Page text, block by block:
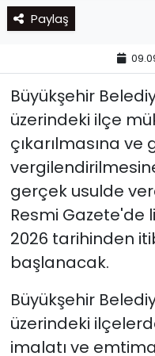
Paylaş
Büyükşehir
üzerindeki ilçe
çıkarılmasına
gerçek usulde
Resmi Gazete'de
2026 tarihinden
başlanacak.
Büyükşehir
üzerindeki
imalatı ve